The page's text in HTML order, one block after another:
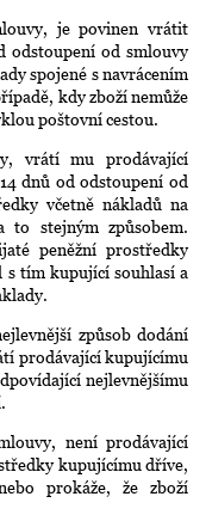
je povinen vrátit
odstoupení od smlouvy
spojené s navrácením
kdy zboží nemůže
poštovní cestou.
vrátí mu prodávající
dnů od odstoupení od
včetně nákladů na
stejným způsobem.
peněžní prostředky
s tím kupující souhlasí a
způsob dodání
prodávající kupujícímu
nejlevnějšímu
není prodávající
kupujícímu dříve,
prokáže, že zboží